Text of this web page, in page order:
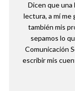
Dicen que una
lectura, a mí
también mis
sepamos lo
Comunicación
escribir mis